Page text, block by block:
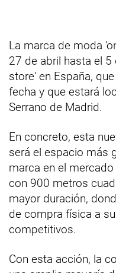
La marca de moda
27 de abril hasta el 5
store' en España,
fecha y que estará
Serrano de Madrid.
En concreto, esta
será el espacio más
marca en el
con 900 metros
mayor duración,
de compra física a
competitivos.
Con esta acción, la